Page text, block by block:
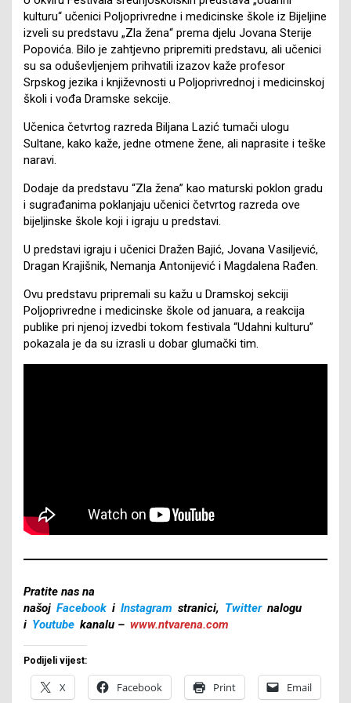
kulturu“ učenici Poljoprivredne i medicinske škole iz Bijeljine
izveli su predstavu „Zla žena“ prema djelu Jovana Sterije
Popovića. Bilo je zahtjevno pripremiti predstavu, ali učenici
su sa oduševljenjem prihvatili izazov kaže profesor
Srpskog jezika i književnosti u Poljoprivrednoj i medicinskoj
školi i vođa Dramske sekcije.
Učenica četvrtog razreda Biljana Lazić tumači ulogu
Sultane, kako kaže, jedne otmene žene, ali naprasite i teške
naravi.
Dodaje da predstavu “Zla žena” kao maturski poklon gradu
i sugrađanima poklanjaju učenici četvrtog razreda ove
bijeljinske škole koji i igraju u predstavi.
U predstavi igraju i učenici Dražen Bajić, Jovana Vasiljević,
Dragan Krajišnik, Nemanja Antonijević i Magdalena Rađen.
Ovu predstavu pripremali su kažu u Dramskoj sekciji
Poljoprivredne i medicinske škole od januara, a reakcija
publike pri njenoj izvedbi tokom festivala “Udahni kulturu”
pokazala je da su izrasli u dobar glumački tim.
Pratite nas na
našoj Facebook i Instagram stranici, Twitter nalogu
i Youtube kanalu – www.ntvarena.com
Podijeli vijest:
X Facebook Print Email